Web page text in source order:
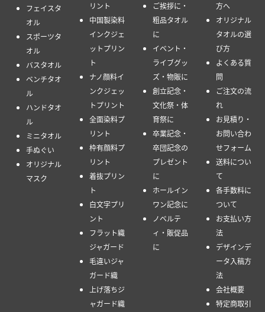
フェイスタ
オル
スポーツタ
オル
バスタオル
ベンチタオ
ル
ハンドタオ
ル
ミニタオル
手ぬぐい
オリジナル
マスク
リント
中国製染料
インクジェ
ットプリン
ト
ナノ顔料イ
ンクジェッ
トプリント
全面染料プ
リント
枠有顔料プ
リント
着抜プリン
ト
白文字プリ
ント
フラット織
ジャガード
毛違いジャ
ガード織
上げ落ちジ
ャガード織
ご挨拶に・
粗品タオル
に
イベント・
ライブグッ
ズ・物販に
創立記念・
文化祭・体
育祭に
卒業記念・
卒団記念の
プレゼント
に
ホールイン
ワン記念に
ノベルテ
ィ・販促品
に
方へ
オリジナル
タオルの選
び方
よくある質
問
ご注文の流
れ
お見積り・
お問い合わ
せフォーム
送料につい
て
各手数料に
ついて
お支払い方
法
デザインデ
ータ入稿方
法
会社概要
特定商取引